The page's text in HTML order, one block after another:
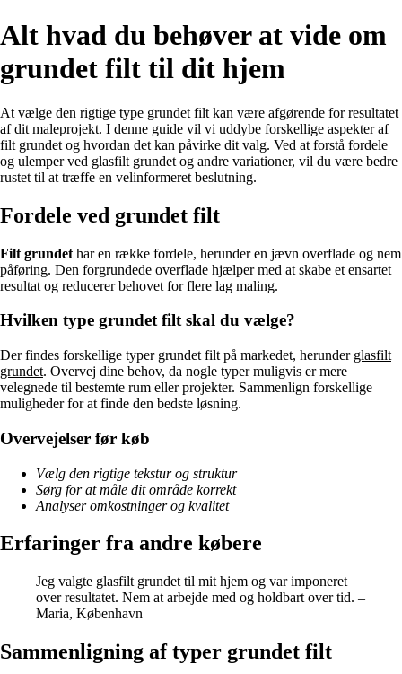
Alt hvad du behøver at vide om
grundet filt til dit hjem
At vælge den rigtige type grundet filt kan være afgørende for resultatet
af dit maleprojekt. I denne guide vil vi uddybe forskellige aspekter af
filt grundet og hvordan det kan påvirke dit valg. Ved at forstå fordele
og ulemper ved glasfilt grundet og andre variationer, vil du være bedre
rustet til at træffe en velinformeret beslutning.
Fordele ved grundet filt
Filt grundet har en række fordele, herunder en jævn overflade og nem
påføring. Den forgrundede overflade hjælper med at skabe et ensartet
resultat og reducerer behovet for flere lag maling.
Hvilken type grundet filt skal du vælge?
Der findes forskellige typer grundet filt på markedet, herunder glasfilt
grundet. Overvej dine behov, da nogle typer muligvis er mere
velegnede til bestemte rum eller projekter. Sammenlign forskellige
muligheder for at finde den bedste løsning.
Overvejelser før køb
Vælg den rigtige tekstur og struktur
Sørg for at måle dit område korrekt
Analyser omkostninger og kvalitet
Erfaringer fra andre købere
Jeg valgte glasfilt grundet til mit hjem og var imponeret
over resultatet. Nem at arbejde med og holdbart over tid. –
Maria, København
Sammenligning af typer grundet filt